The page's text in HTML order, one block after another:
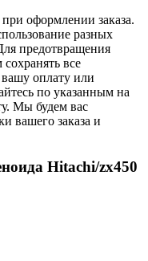
оформлении заказа.
разных
предотвращения
все
оплату или
по указанным на
Мы будем вас
вашего заказа и
Hitachi/zx450